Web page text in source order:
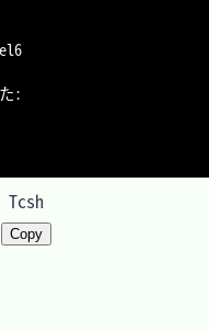
:
Tcsh
Copy